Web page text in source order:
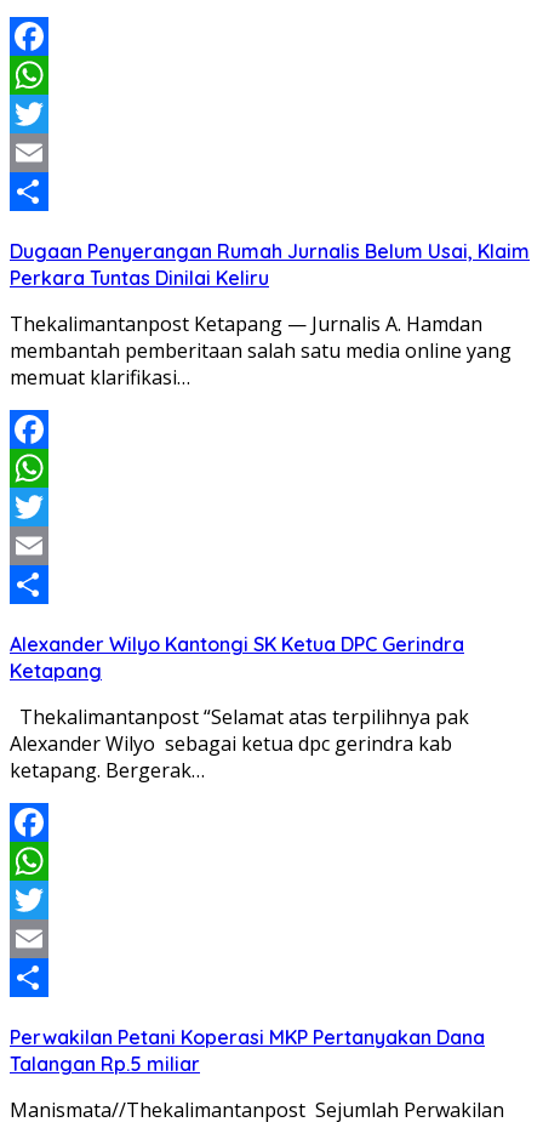
Facebook
WhatsApp
Twitter
Email
Dugaan Penyerangan Rumah Jurnalis Belum Usai, Klaim
Perkara Tuntas Dinilai Keliru
Thekalimantanpost Ketapang — Jurnalis A. Hamdan
membantah pemberitaan salah satu media online yang
memuat klarifikasi…
Facebook
WhatsApp
Twitter
Email
Alexander Wilyo Kantongi SK Ketua DPC Gerindra
Ketapang
Thekalimantanpost “Selamat atas terpilihnya pak
Alexander Wilyo sebagai ketua dpc gerindra kab
ketapang. Bergerak…
Facebook
WhatsApp
Twitter
Email
Perwakilan Petani Koperasi MKP Pertanyakan Dana
Talangan Rp.5 miliar
Manismata//Thekalimantanpost Sejumlah Perwakilan